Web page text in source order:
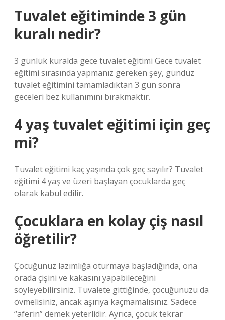
Tuvalet eğitiminde 3 gün
kuralı nedir?
3 günlük kuralda gece tuvalet eğitimi Gece tuvalet
eğitimi sırasında yapmanız gereken şey, gündüz
tuvalet eğitimini tamamladıktan 3 gün sonra
geceleri bez kullanımını bırakmaktır.
4 yaş tuvalet eğitimi için geç
mi?
Tuvalet eğitimi kaç yaşında çok geç sayılır? Tuvalet
eğitimi 4 yaş ve üzeri başlayan çocuklarda geç
olarak kabul edilir.
Çocuklara en kolay çiş nasıl
öğretilir?
Çocuğunuz lazımlığa oturmaya başladığında, ona
orada çişini ve kakasını yapabileceğini
söyleyebilirsiniz. Tuvalete gittiğinde, çocuğunuzu da
övmelisiniz, ancak aşırıya kaçmamalısınız. Sadece
“aferin” demek yeterlidir. Ayrıca, çocuk tekrar